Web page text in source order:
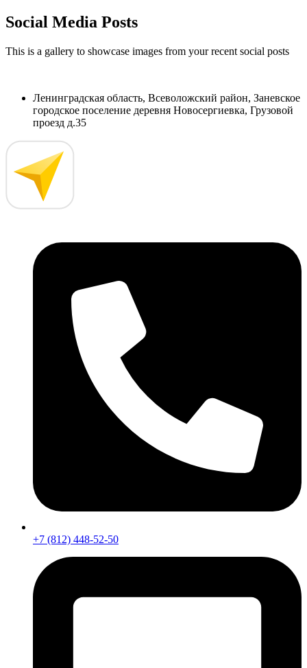
Social Media Posts
This is a gallery to showcase images from your recent social posts
Ленинградская область, Всеволожский район, Заневское
городское поселение деревня Новосергиевка, Грузовой
проезд д.35
+7 (812) 448-52-50